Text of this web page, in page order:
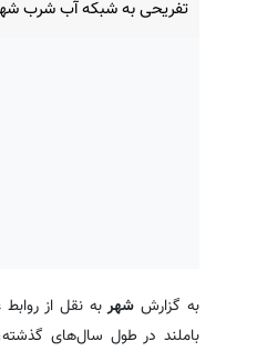
تفریحی به شبکه آب شرب
به گزارش شهربه نقل از
باملند در طول سال‌های